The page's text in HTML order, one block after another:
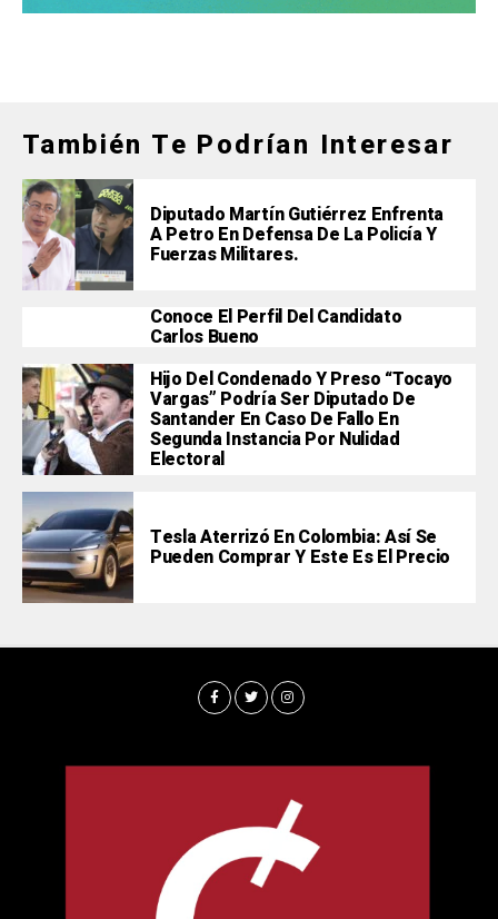
También Te Podrían Interesar
Diputado Martín Gutiérrez Enfrenta
A Petro En Defensa De La Policía Y
Fuerzas Militares.
Conoce El Perfil Del Candidato
Carlos Bueno
Hijo Del Condenado Y Preso “Tocayo
Vargas” Podría Ser Diputado De
Santander En Caso De Fallo En
Segunda Instancia Por Nulidad
Electoral
Tesla Aterrizó En Colombia: Así Se
Pueden Comprar Y Este Es El Precio